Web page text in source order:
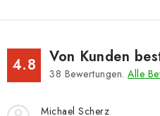
4.8 Von Kunden
38 Bewertungen. Alle
Michael Scherz